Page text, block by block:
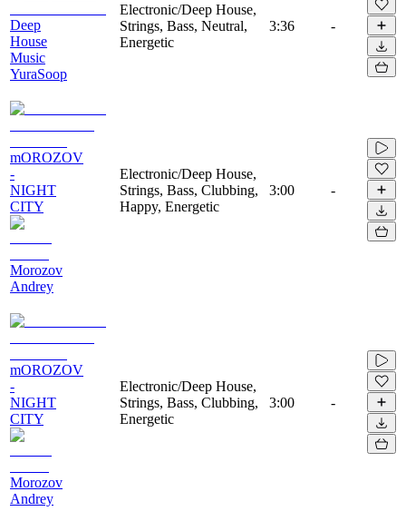
Deep
House
Music
YuraSoop
Electronic/Deep House,
Strings, Bass, Neutral,
Energetic
3:36 -
mOROZOV
-
NIGHT
CITY
Morozov
Andrey
Electronic/Deep House,
Strings, Bass, Clubbing,
Happy, Energetic
3:00 -
mOROZOV
-
NIGHT
CITY
Morozov
Andrey
Electronic/Deep House,
Strings, Bass, Clubbing,
Energetic
3:00 -